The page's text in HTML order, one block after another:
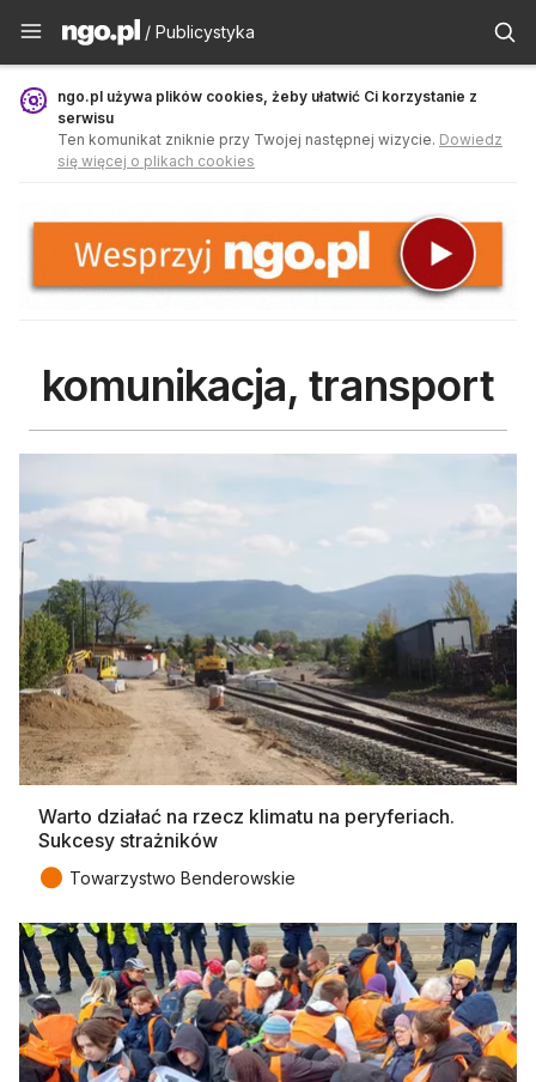
Publicystyka - ngo.pl
/ Publicystyka
ngo.pl używa plików cookies, żeby ułatwić Ci korzystanie z
serwisu
Ten komunikat zniknie przy Twojej następnej wizycie. Dowiedz
się więcej o plikach cookies
komunikacja, transport
Warto działać na rzecz klimatu na peryferiach.
Sukcesy strażników
● Towarzystwo Benderowskie